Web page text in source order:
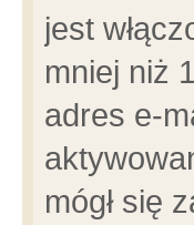
jest
mniej niż
adres e-
mógł się